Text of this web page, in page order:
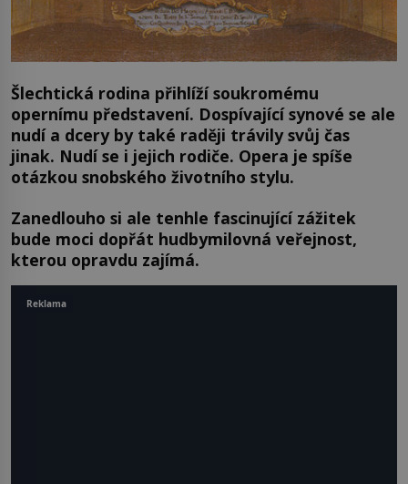
Šlechtická rodina přihlíží soukromému
opernímu představení. Dospívající synové se ale
nudí a dcery by také raději trávily svůj čas
jinak. Nudí se i jejich rodiče. Opera je spíše
otázkou snobského životního stylu.
Zanedlouho si ale tenhle fascinující zážitek
bude moci dopřát hudbymilovná veřejnost,
kterou opravdu zajímá.
Reklama